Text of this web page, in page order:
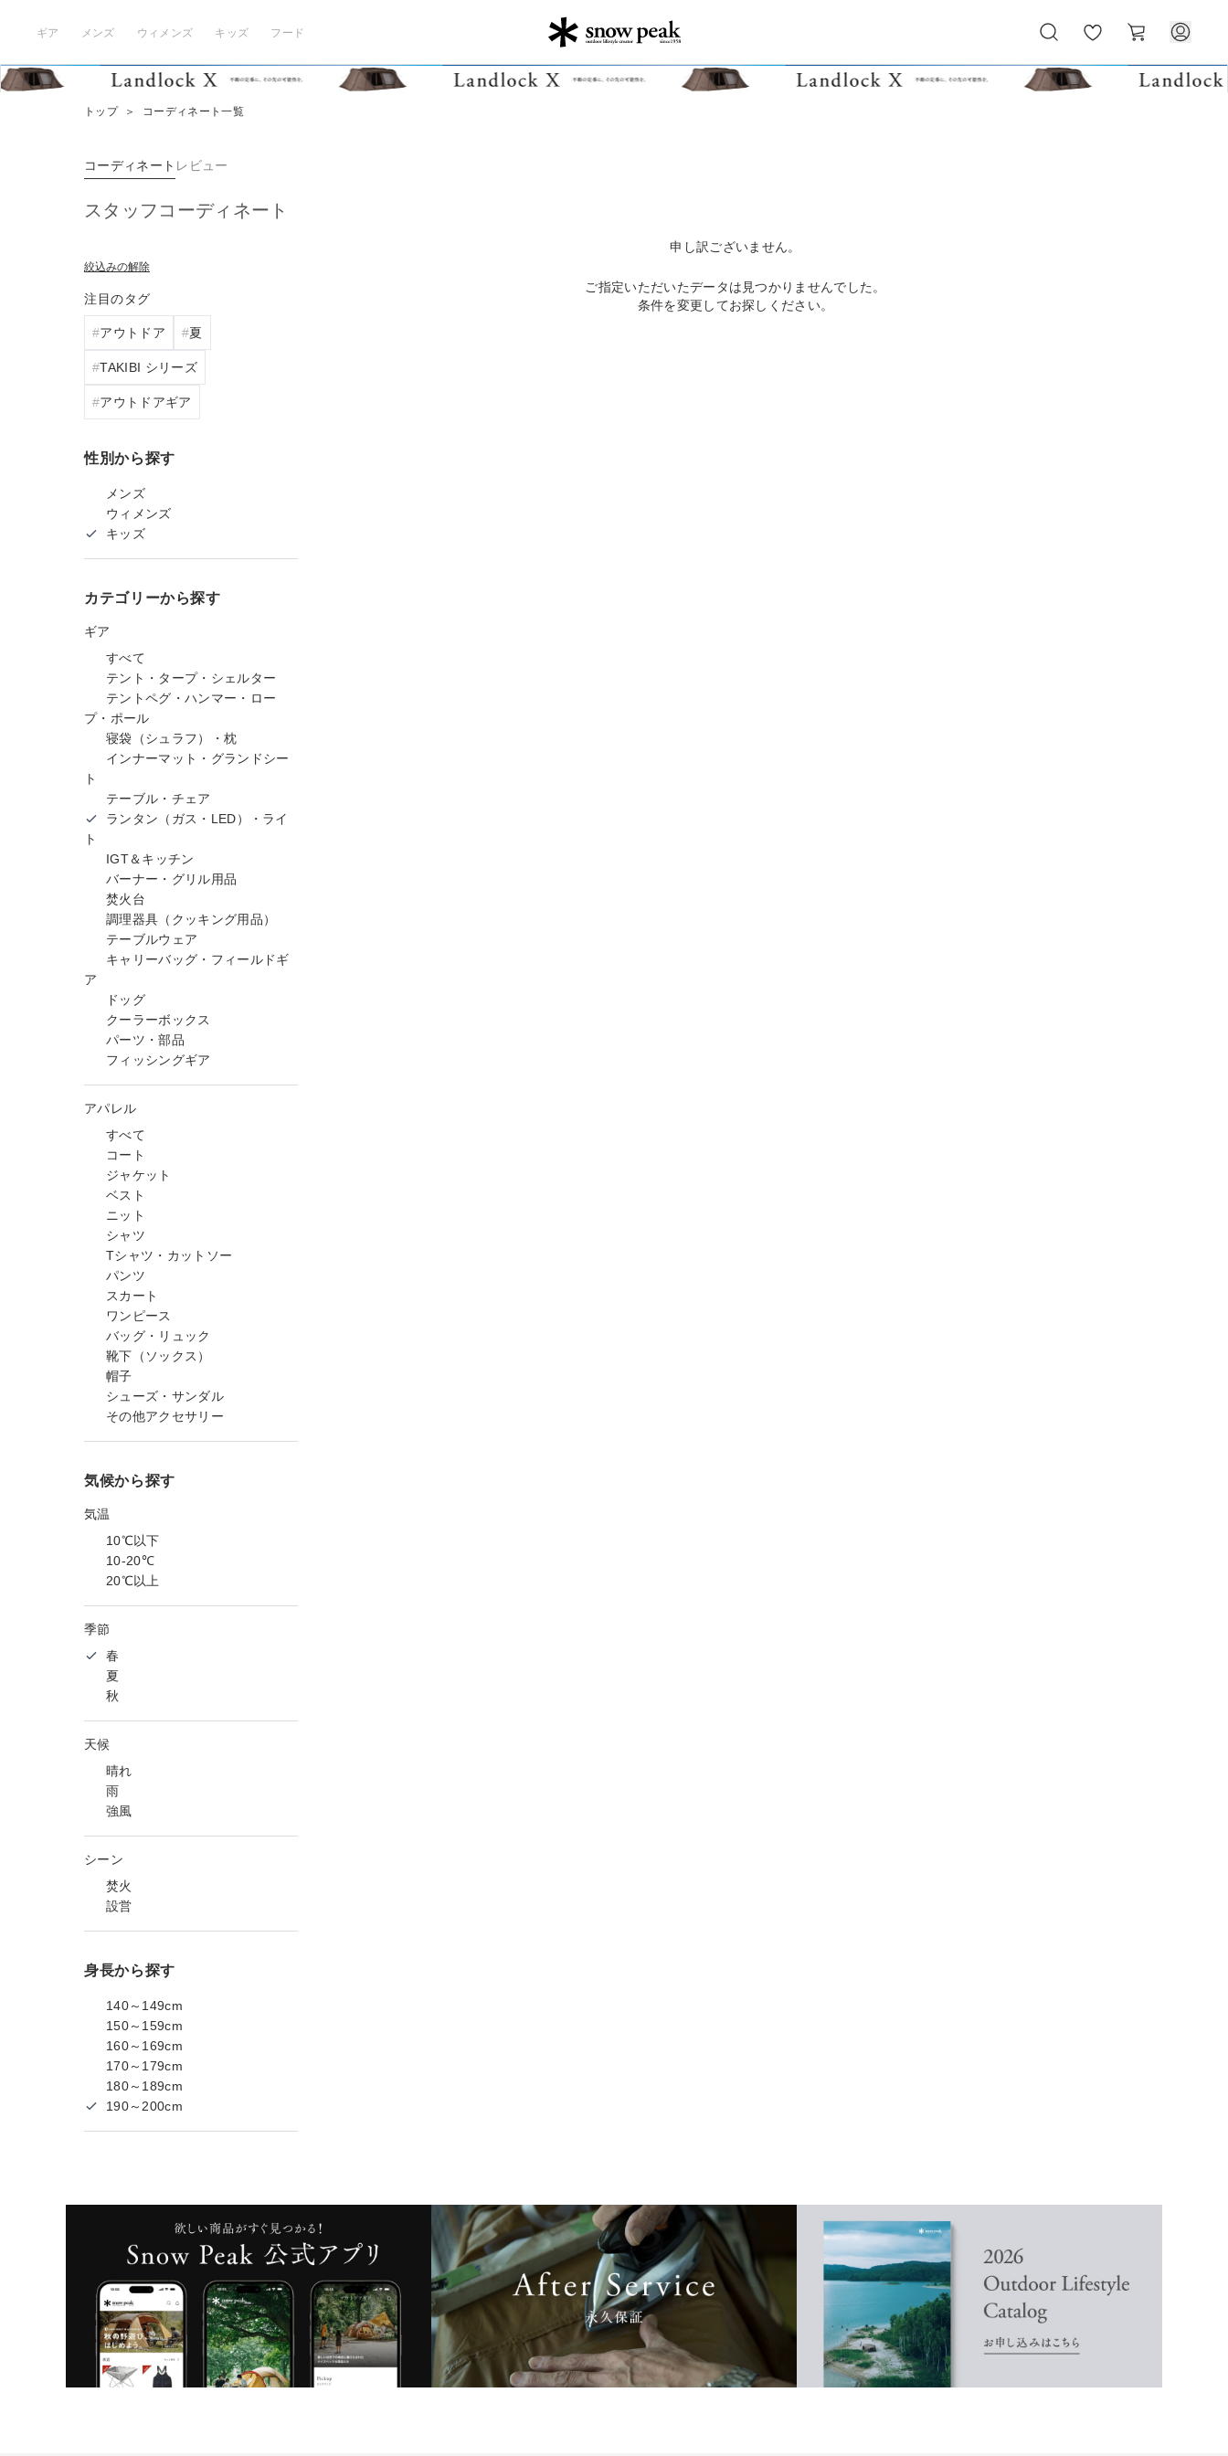
ギア メンズ ウィメンズ キッズ フード
気
に
ー
ト
トップ ＞ コーディネート一覧
コーディネート レビュー
スタッフコーディネート
絞込みの解除
注目のタグ
アウトドア 夏
TAKIBI シリーズ
アウトドアギア
性別から探す
メンズ
ウィメンズ
キッズ
カテゴリーから探す
ギア
すべて
テント・タープ・シェルター
テントペグ・ハンマー・ロー
プ・ポール
寝袋（シュラフ）・枕
インナーマット・グランドシー
ト
テーブル・チェア
ランタン（ガス・LED）・ライ
ト
IGT＆キッチン
バーナー・グリル用品
焚火台
調理器具（クッキング用品）
テーブルウェア
キャリーバッグ・フィールドギ
ア
ドッグ
クーラーボックス
パーツ・部品
フィッシングギア
アパレル
すべて
コート
ジャケット
ベスト
ニット
シャツ
Tシャツ・カットソー
パンツ
スカート
ワンピース
バッグ・リュック
靴下（ソックス）
帽子
シューズ・サンダル
その他アクセサリー
気候から探す
気温
10℃以下
10-20℃
20℃以上
季節
春
夏
秋
天候
晴れ
雨
強風
シーン
焚火
設営
身長から探す
140～149cm
150～159cm
160～169cm
170～179cm
180～189cm
190～200cm
申し訳ございません。
ご指定いただいたデータは見つかりませんでした。
条件を変更してお探しください。